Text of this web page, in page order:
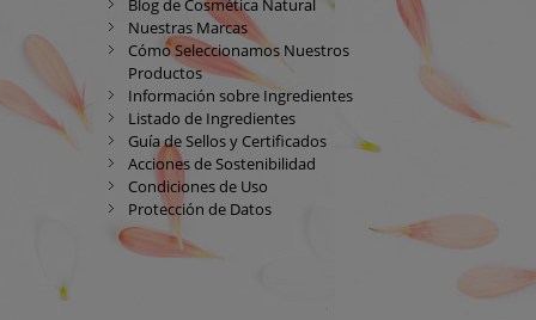
Nuestras Marcas
Cómo Seleccionamos Nuestros
Productos
Información sobre Ingredientes
Listado de Ingredientes
Guía de Sellos y Certificados
Acciones de Sostenibilidad
Condiciones de Uso
Protección de Datos